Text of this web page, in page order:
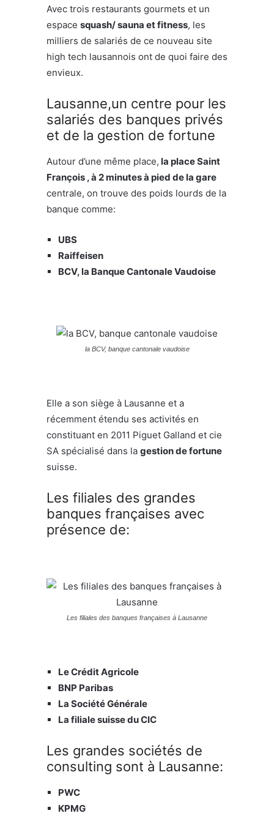
Avec trois restaurants gourmets et un
espace squash/ sauna et fitness, les
milliers de salariés de ce nouveau site
high tech lausannois ont de quoi faire des
envieux.
Lausanne,un centre pour les
salariés des banques privés
et de la gestion de fortune
Autour d’une même place, la place Saint
François , à 2 minutes à pied de la gare
centrale, on trouve des poids lourds de la
banque comme:
UBS
Raiffeisen
BCV, la Banque Cantonale Vaudoise
la BCV, banque cantonale vaudoise
Elle a son siège à Lausanne et a
récemment étendu ses activités en
constituant en 2011 Piguet Galland et cie
SA spécialisé dans la gestion de fortune
suisse.
Les filiales des grandes
banques françaises avec
présence de:
Les filiales des banques françaises à Lausanne
Le Crédit Agricole
BNP Paribas
La Société Générale
La filiale suisse du CIC
Les grandes sociétés de
consulting sont à Lausanne:
PWC
KPMG